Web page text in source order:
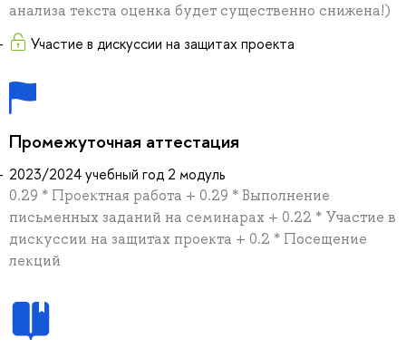
анализа текста оценка будет существенно снижена!)
Участие в дискуссии на защитах проекта
Промежуточная аттестация
2023/2024 учебный год 2 модуль
0.29 * Проектная работа + 0.29 * Выполнение
письменных заданий на семинарах + 0.22 * Участие в
дискуссии на защитах проекта + 0.2 * Посещение
лекций